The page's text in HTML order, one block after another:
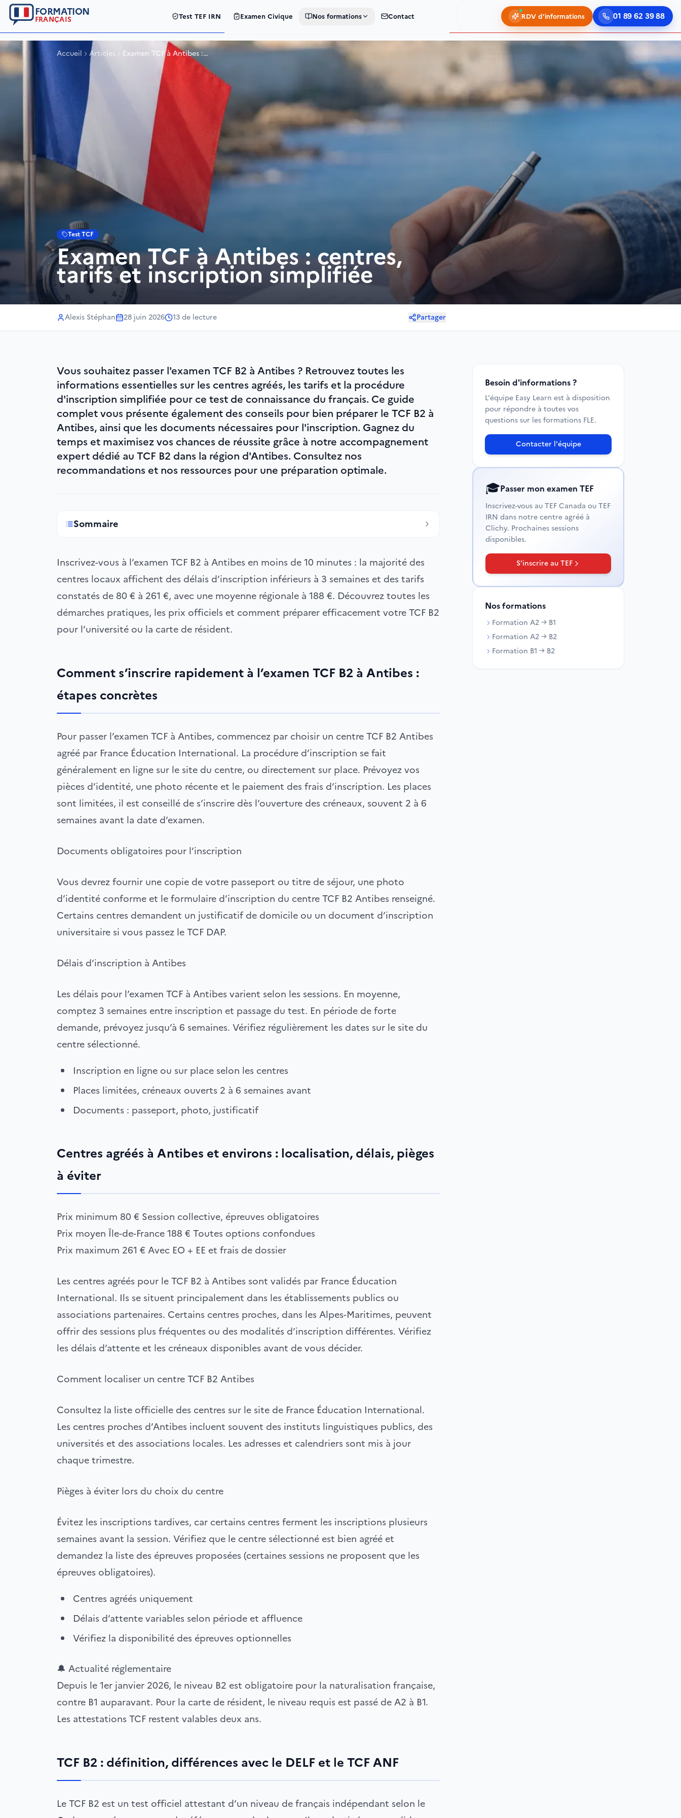
FORMATION
FRANÇAIS Test TEF IRN Examen Civique Nos formations Contact RDV d'informations 01 89 62 39 88
Accueil Articles
Examen TCF à Antibes :
centres, tarifs et inscription
Test TCF
Examen TCF à Antibes : centres,
tarifs et inscription simplifiée
Alexis Stéphan 28 juin 2026 13de lecture Partager
Vous souhaitez passer l'examen TCF B2 à Antibes ? Retrouvez toutes les
informations essentielles sur les centres agréés, les tarifs et la procédure
d'inscription simplifiée pour ce test de connaissance du français. Ce guide
complet vous présente également des conseils pour bien préparer le TCF B2 à
Antibes, ainsi que les documents nécessaires pour l'inscription. Gagnez du
temps et maximisez vos chances de réussite grâce à notre accompagnement
expert dédié au TCF B2 dans la région d'Antibes. Consultez nos
recommandations et nos ressources pour une préparation optimale.
Sommaire
Inscrivez-vous à l’examen TCF B2 à Antibes en moins de 10 minutes : la majorité des
centres locaux affichent des délais d’inscription inférieurs à 3 semaines et des tarifs
constatés de 80 € à 261 €, avec une moyenne régionale à 188 €. Découvrez toutes les
démarches pratiques, les prix officiels et comment préparer efficacement votre TCF B2
pour l’université ou la carte de résident.
Comment s’inscrire rapidement à l’examen TCF B2 à Antibes :
étapes concrètes
Pour passer l’examen TCF à Antibes, commencez par choisir un centre TCF B2 Antibes
agréé par France Éducation International. La procédure d’inscription se fait
généralement en ligne sur le site du centre, ou directement sur place. Prévoyez vos
pièces d’identité, une photo récente et le paiement des frais d’inscription. Les places
sont limitées, il est conseillé de s’inscrire dès l’ouverture des créneaux, souvent 2 à 6
semaines avant la date d’examen.
Documents obligatoires pour l’inscription
Vous devrez fournir une copie de votre passeport ou titre de séjour, une photo
d’identité conforme et le formulaire d’inscription du centre TCF B2 Antibes renseigné.
Certains centres demandent un justificatif de domicile ou un document d’inscription
universitaire si vous passez le TCF DAP.
Délais d’inscription à Antibes
Les délais pour l’examen TCF à Antibes varient selon les sessions. En moyenne,
comptez 3 semaines entre inscription et passage du test. En période de forte
demande, prévoyez jusqu’à 6 semaines. Vérifiez régulièrement les dates sur le site du
centre sélectionné.
Inscription en ligne ou sur place selon les centres
Places limitées, créneaux ouverts 2 à 6 semaines avant
Documents : passeport, photo, justificatif
Centres agréés à Antibes et environs : localisation, délais, pièges
à éviter
Prix minimum 80 € Session collective, épreuves obligatoires
Prix moyen Île-de-France188 € Toutes options confondues
Prix maximum 261 € Avec EO + EE et frais de dossier
Les centres agréés pour le TCF B2 à Antibes sont validés par France Éducation
International. Ils se situent principalement dans les établissements publics ou
associations partenaires. Certains centres proches, dans les Alpes-Maritimes, peuvent
offrir des sessions plus fréquentes ou des modalités d’inscription différentes. Vérifiez
les délais d’attente et les créneaux disponibles avant de vous décider.
Comment localiser un centre TCF B2 Antibes
Consultez la liste officielle des centres sur le site de France Éducation International.
Les centres proches d’Antibes incluent souvent des instituts linguistiques publics, des
universités et des associations locales. Les adresses et calendriers sont mis à jour
chaque trimestre.
Pièges à éviter lors du choix du centre
Évitez les inscriptions tardives, car certains centres ferment les inscriptions plusieurs
semaines avant la session. Vérifiez que le centre sélectionné est bien agréé et
demandez la liste des épreuves proposées (certaines sessions ne proposent que les
épreuves obligatoires).
Centres agréés uniquement
Délais d’attente variables selon période et affluence
Vérifiez la disponibilité des épreuves optionnelles
🔔 Actualité réglementaire
Depuis le 1er janvier 2026, le niveau B2 est obligatoire pour la naturalisation française,
contre B1 auparavant. Pour la carte de résident, le niveau requis est passé de A2 à B1.
Les attestations TCF restent valables deux ans.
TCF B2 : définition, différences avec le DELF et le TCF ANF
Le TCF B2 est un test officiel attestant d’un niveau de français indépendant selon le
Besoin d'informations ?
L'équipe Easy Learn est à disposition
pour répondre à toutes vos
questions sur les formations FLE.
Contacter l'équipe
🎓Passer mon examen TEF
Inscrivez-vous au TEF Canada ou TEF
IRN dans notre centre agréé à
Clichy. Prochaines sessions
disponibles.
S'inscrire au TEF
Nos formations
Formation A2 → B1
Formation A2 → B2
Formation B1 → B2